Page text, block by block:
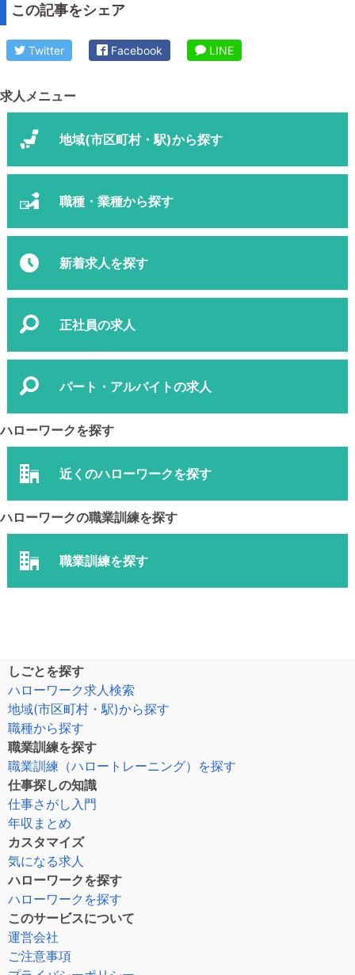
この記事をシェア
Twitter Facebook LINE
求人メニュー
地域(市区町村・駅)から探す
職種・業種から探す
新着求人を探す
正社員の求人
パート・アルバイトの求人
ハローワークを探す
近くのハローワークを探す
ハローワークの職業訓練を探す
職業訓練を探す
しごとを探す
ハローワーク求人検索
地域(市区町村・駅)から探す
職種から探す
職業訓練を探す
職業訓練（ハロートレーニング）を探す
仕事探しの知識
仕事さがし入門
年収まとめ
カスタマイズ
気になる求人
ハローワークを探す
ハローワークを探す
このサービスについて
運営会社
ご注意事項